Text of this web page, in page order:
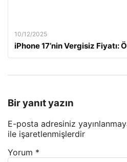
10/12/2025
iPhone 17’nin Vergisiz Fiyatı:
Bir yanıt yazın
E-posta adresiniz
ile işaretlenmişlerdir
Yorum *